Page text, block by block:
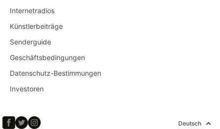
Internetradios
Künstlerbeiträge
Senderguide
Geschäftsbedingungen
Datenschutz-Bestimmungen
Investoren
Deutsch